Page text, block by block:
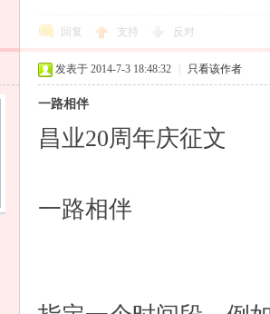
回复 支持 反对
发表于 2014-7-3 18:48:32 只看该作者
一路相伴
昌业20周年庆征文
一路相伴